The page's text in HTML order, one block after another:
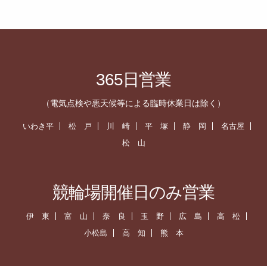
365日営業
（電気点検や悪天候等による臨時休業日は除く）
いわき平 松 戸 川 崎 平 塚 静 岡
名古屋
松 山
競輪場開催日のみ営業
伊 東 富 山 奈 良 玉 野 広 島
高 松
小松島
高 知 熊 本